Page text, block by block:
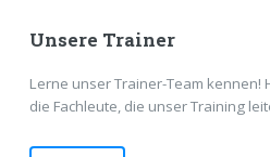
Unsere Trainer
Lerne unser Trainer-Team
die Fachleute, die unser Training